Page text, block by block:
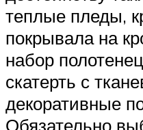
теплые пледы,
покрывала на
набор
скатерть с
декоративные
Обязательно